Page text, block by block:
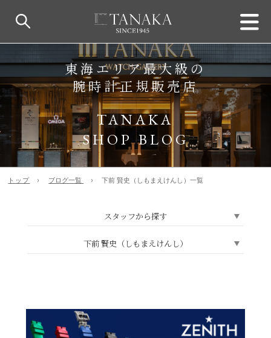
東海エリア最大級の
腕時計正規販売店
TANAKA
SHOP BLOG
トップ ブログ一覧 下前 賢史（しもまえけんし）一覧